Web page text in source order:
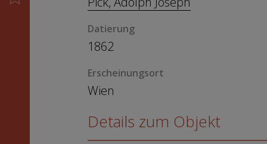
Datierung
1862
Erscheinungsort
Wien
Details zum Objekt